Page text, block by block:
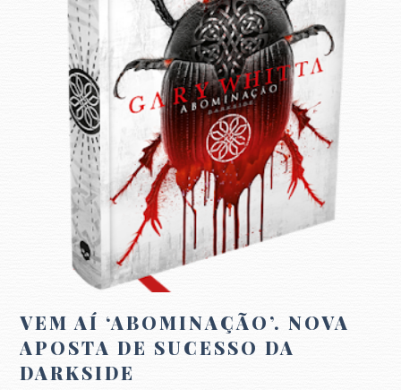
VEM AÍ ‘ABOMINAÇÃO’. NOVA
APOSTA DE SUCESSO DA
DARKSIDE